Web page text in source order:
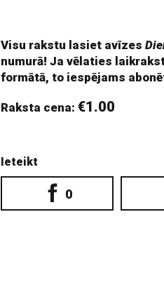
Visu rakstu lasiet avīzes
numurā! Ja vēlaties
formātā, to iespējams
Raksta cena:€1.00
Ieteikt
0